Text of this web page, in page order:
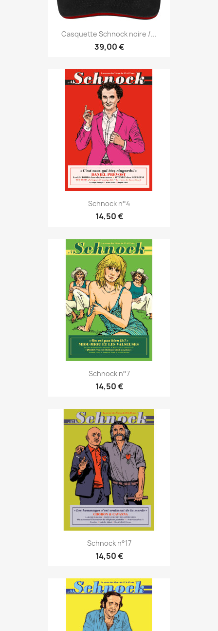
Casquette Schnock noire /...
39,00 €
Schnock n°4
14,50 €
Schnock n°7
14,50 €
Schnock n°17
14,50 €